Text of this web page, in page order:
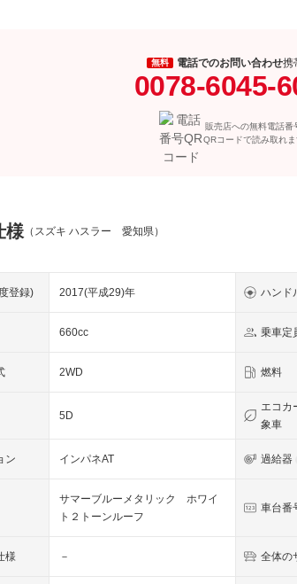
無料 電話でのお問い合わせ携
0078-6045-
販売店への無料電話番
QRコードで読み取れま
様 （スズキ ハスラー 愛知県）
登録) 2017(平成29)年 ハンド
660cc 乗車定
2WD 燃料
5D
エコカ
象車
ン インパネAT 過給器
サマーブルーメタリック ホワイ
ト２トーンルーフ
車台番
様 － 全体の